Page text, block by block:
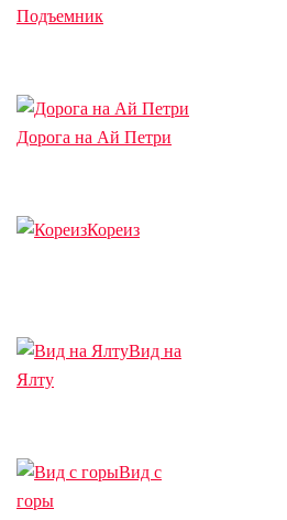
Подъемник
Дорога на Ай Петри
Кореиз
Вид на
Ялту
Вид с
горы